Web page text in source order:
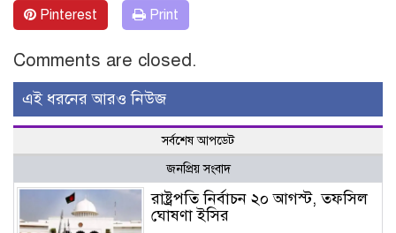
Pinterest Print
Comments are closed.
এই ধরনের আরও নিউজ
সর্বশেষ আপডেট
জনপ্রিয় সংবাদ
রাষ্ট্রপতি নির্বাচন ২০ আগস্ট, তফসিল
ঘোষণা ইসির